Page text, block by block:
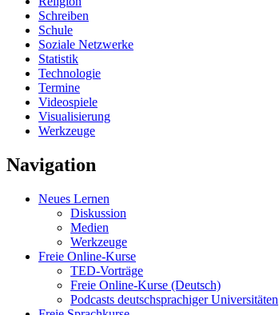
Schreiben
Schule
Soziale Netzwerke
Statistik
Technologie
Termine
Videospiele
Visualisierung
Werkzeuge
Navigation
Neues Lernen
Diskussion
Medien
Werkzeuge
Freie Online-Kurse
TED-Vorträge
Freie Online-Kurse (Deutsch)
Podcasts deutschsprachiger Universitäten